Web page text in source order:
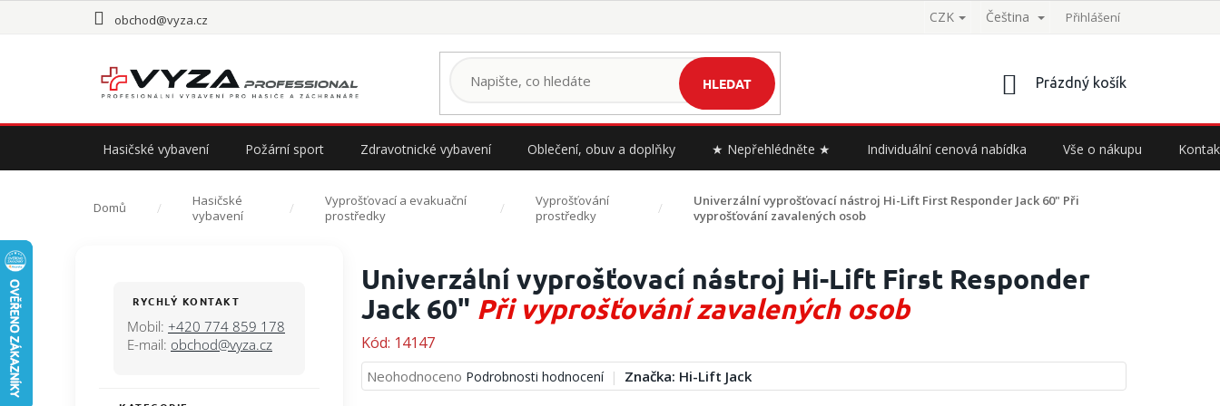
obchod@vyza.cz CZK Čeština Přihlášení
HLEDAT
NÁKUPNÍ
Prázdný košík
Hasičské vybavení Požární sport Zdravotnické vybavení Oblečení, obuv a doplňky ★ Nepřehlédněte ★ Individuální cenová nabídka Vše o nákupu
Domů
Hasičské
vybavení
Vyprošťovací a evakuační
prostředky
Vyprošťování
prostředky
Univerzální vyprošťovací nástroj Hi-Lift First Responder Jack 60" Při
vyprošťování zavalených osob
RYCHLÝ KONTAKT
Mobil: +420 774 859 178
E-mail: obchod@vyza.cz
Univerzální vyprošťovací nástroj Hi-Lift First Responder
Jack 60" Při vyprošťování zavalených osob
Kód: 14147
Průměrné
hodnocení
Neohodnoceno Podrobnosti hodnocení Značka: Hi-Lift Jack